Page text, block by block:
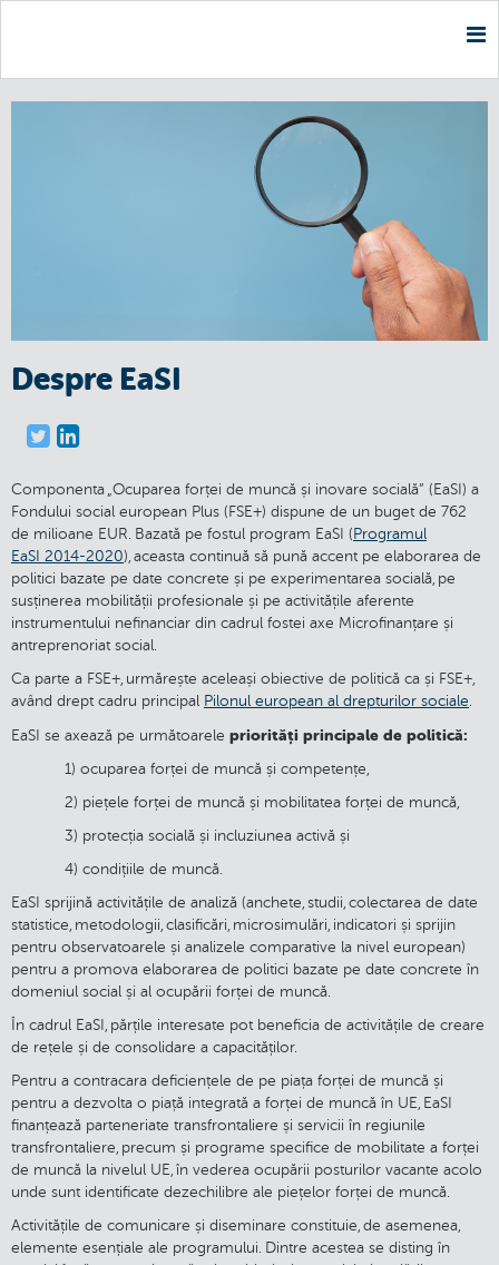
Despre EaSI
Componenta „Ocuparea forței de muncă și inovare socială” (EaSI) a
Fondului social european Plus (FSE+) dispune de un buget de 762
de milioane EUR. Bazată pe fostul program EaSI ( Programul
EaSI 2014-2020), aceasta continuă să pună accent pe elaborarea de
politici bazate pe date concrete și pe experimentarea socială, pe
susținerea mobilității profesionale și pe activitățile aferente
instrumentului nefinanciar din cadrul fostei axe Microfinanțare și
antreprenoriat social.
Ca parte a FSE+, urmărește aceleași obiective de politică ca și FSE+,
având drept cadru principal Pilonul european al drepturilor sociale.
EaSI se axează pe următoarele priorități principale de politică:
1) ocuparea forței de muncă și competențe,
2) piețele forței de muncă și mobilitatea forței de muncă,
3) protecția socială și incluziunea activă și
4) condițiile de muncă.
EaSI sprijină activitățile de analiză (anchete, studii, colectarea de date
statistice, metodologii, clasificări, microsimulări, indicatori și sprijin
pentru observatoarele și analizele comparative la nivel european)
pentru a promova elaborarea de politici bazate pe date concrete în
domeniul social și al ocupării forței de muncă.
În cadrul EaSI, părțile interesate pot beneficia de activitățile de creare
de rețele și de consolidare a capacităților.
Pentru a contracara deficiențele de pe piața forței de muncă și
pentru a dezvolta o piață integrată a forței de muncă în UE, EaSI
finanțează parteneriate transfrontaliere și servicii în regiunile
transfrontaliere, precum și programe specifice de mobilitate a forței
de muncă la nivelul UE, în vederea ocupării posturilor vacante acolo
unde sunt identificate dezechilibre ale piețelor forței de muncă.
Activitățile de comunicare și diseminare constituie, de asemenea,
elemente esențiale ale programului. Dintre acestea se disting în